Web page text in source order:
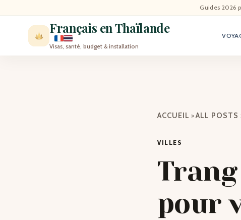
Guides 2026
Français en Thaïlande
Visas, santé, budget & installation
ACCUEIL
ACCUEIL »ALL POSTS
VILLES
pour